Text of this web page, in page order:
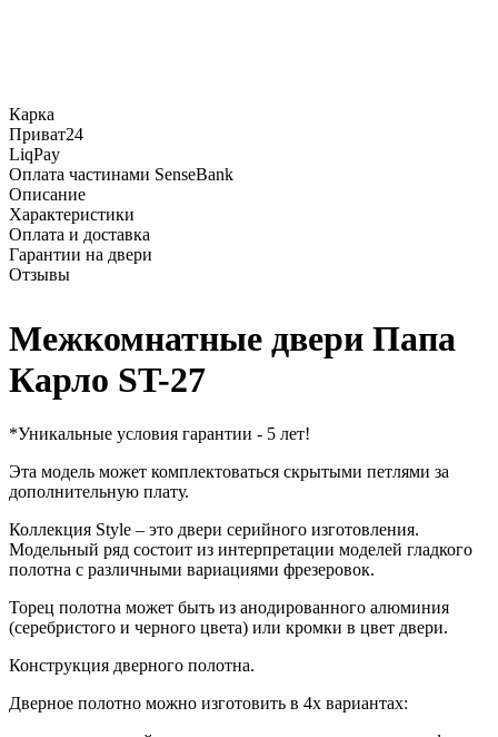
Карка
Приват24
LiqPay
Оплата частинами SenseBank
Описание
Характеристики
Оплата и доставка
Гарантии на двери
Отзывы
Межкомнатные двери Папа
Карло ST-27
*Уникальные условия гарантии - 5 лет!
Эта модель может комплектоваться скрытыми петлями за
дополнительную плату.
Коллекция Style – это двери серийного изготовления.
Модельный ряд состоит из интерпретации моделей гладкого
полотна с различными вариациями фрезеровок.
Торец полотна может быть из анодированного алюминия
(серебристого и черного цвета) или кромки в цвет двери.
Конструкция дверного полотна.
Дверное полотно можно изготовить в 4х вариантах: